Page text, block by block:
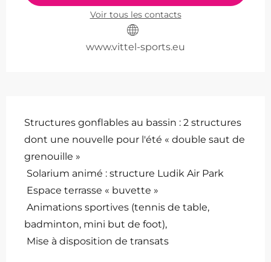
Voir tous les contacts
www.vittel-sports.eu
Structures gonflables au bassin : 2 structures
dont une nouvelle pour l'été « double saut de
grenouille »
Solarium animé : structure Ludik Air Park
Espace terrasse « buvette »
badminton, mini but de foot),
Mise à disposition de transats